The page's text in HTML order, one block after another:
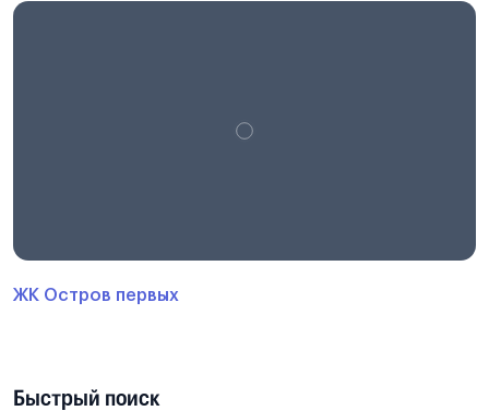
ЖК Остров первых
Быстрый поиск